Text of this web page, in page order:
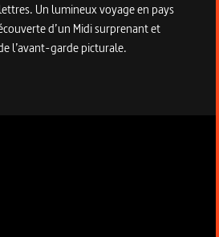
Un lumineux voyage en pays
d’un Midi surprenant et
l’avant-garde picturale.
gauche